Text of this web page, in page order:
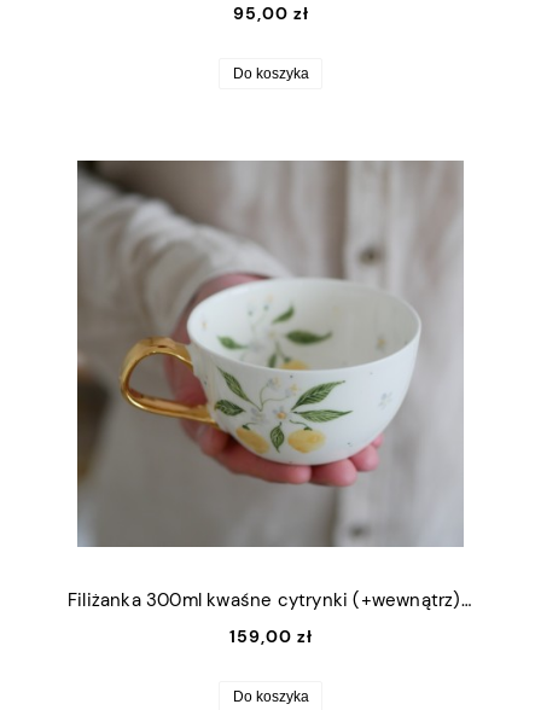
95,00 zł
Do koszyka
Filiżanka 300ml kwaśne cytrynki (+wewnątrz) ze złotym uszkiem
159,00 zł
Do koszyka